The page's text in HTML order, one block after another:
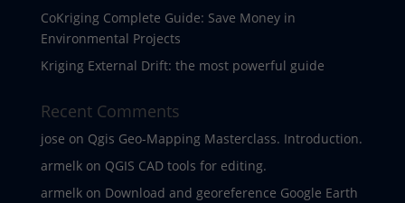
CoKriging Complete Guide: Save Money in
Environmental Projects
Kriging External Drift: the most powerful guide
Recent Comments
jose on Qgis Geo-Mapping Masterclass. Introduction.
armelkon QGIS CAD tools for editing.
armelkon Download and georeference Google Earth